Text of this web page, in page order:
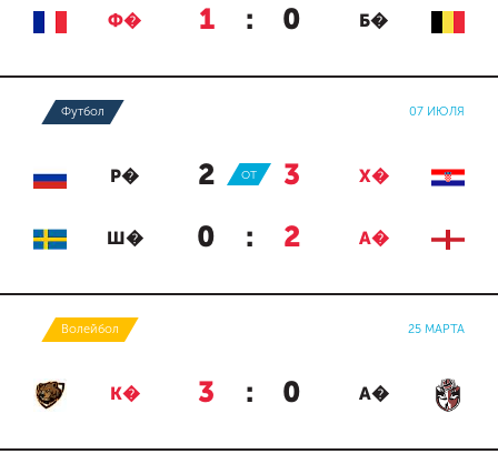
Ф� 1 : 0 Б�
Футбол 07 ИЮЛЯ
Р� 2 : 3 Х�
ОТ
Ш� 0 : 2 А�
Волейбол 25 МАРТА
К� 3 : 0 А�